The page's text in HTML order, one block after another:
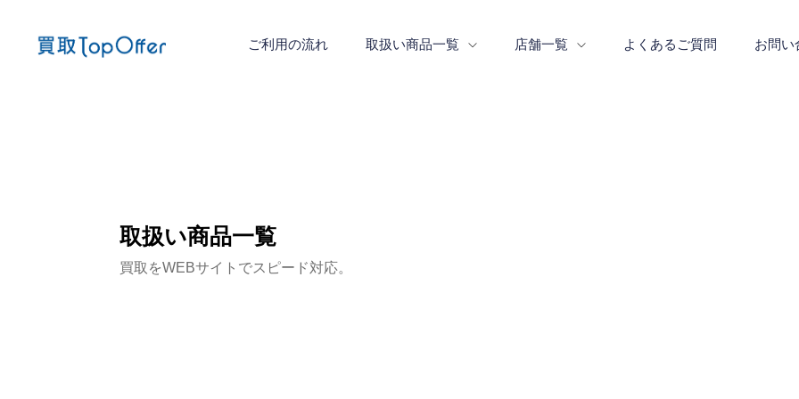
ご利用の流れ 取扱い商品一覧 店舗一覧 よくあるご質問 お問い
取扱い商品一覧
買取をWEBサイトでスピード対応。